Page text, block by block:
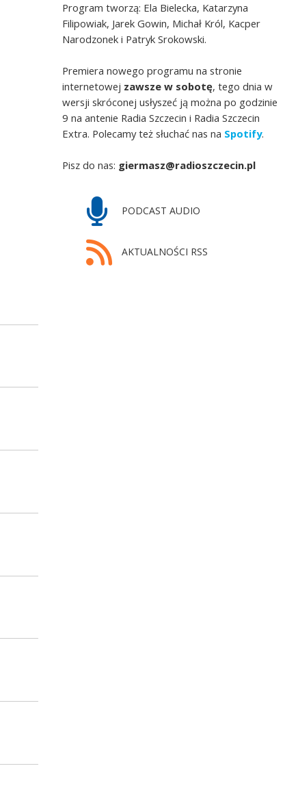
Program tworzą: Ela Bielecka, Katarzyna
Filipowiak, Jarek Gowin, Michał Król, Kacper
Narodzonek i Patryk Srokowski.
Premiera nowego programu na stronie
internetowej zawsze w sobotę, tego dnia w
wersji skróconej usłyszeć ją można po godzinie
9 na antenie Radia Szczecin i Radia Szczecin
Extra. Polecamy też słuchać nas na Spotify.
Pisz do nas: giermasz@radioszczecin.pl
PODCAST AUDIO
AKTUALNOŚCI RSS